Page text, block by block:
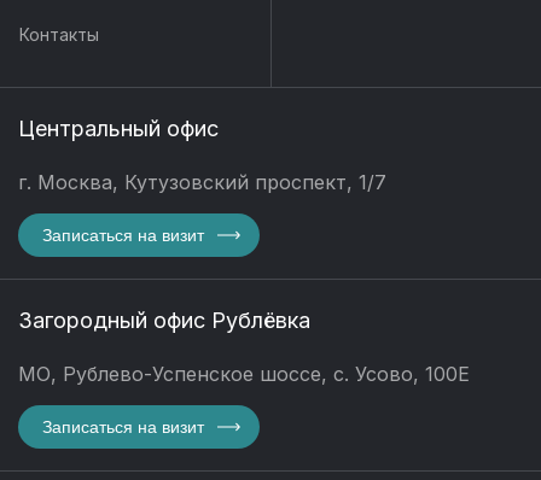
Контакты
Центральный офис
г. Москва, Кутузовский проспект, 1/7
Записаться на визит
Загородный офис Рублёвка
МО, Рублево-Успенское шоссе, с. Усово, 100Е
Записаться на визит